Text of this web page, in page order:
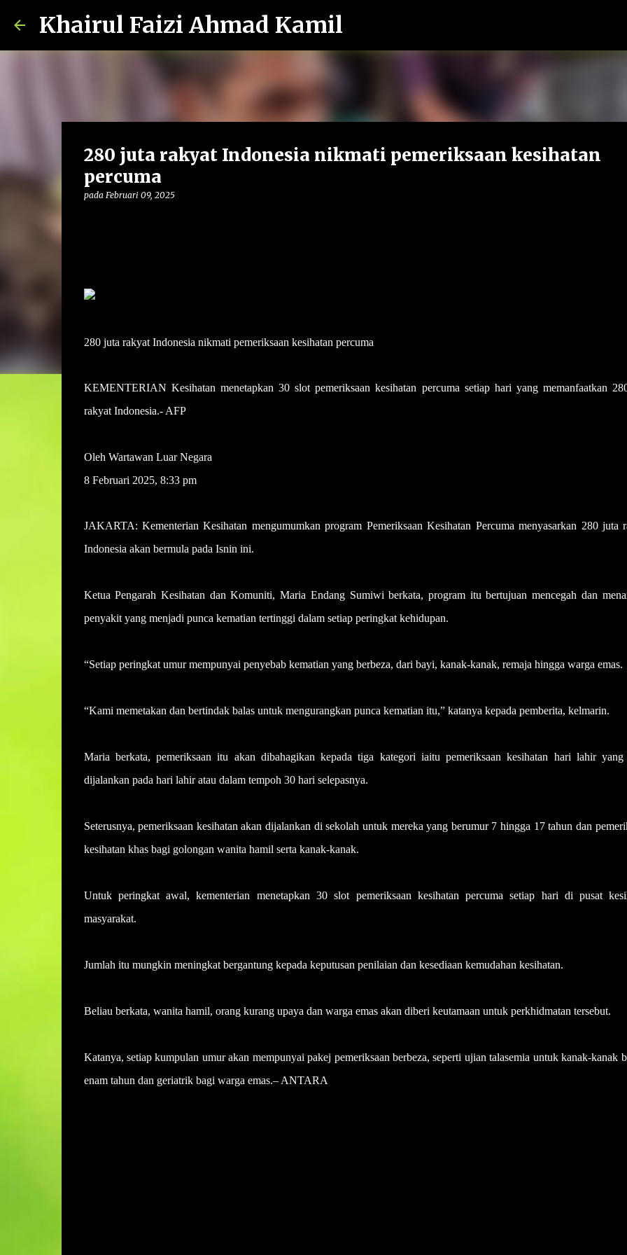
Khairul Faizi Ahmad Kamil
280 juta rakyat Indonesia nikmati pemeriksaan kesihatan
percuma
pada Februari 09, 2025
280 juta rakyat Indonesia nikmati pemeriksaan kesihatan percuma
KEMENTERIAN Kesihatan menetapkan 30 slot pemeriksaan kesihatan percuma setiap hari yang memanfaatkan
rakyat Indonesia.- AFP
Oleh Wartawan Luar Negara
8 Februari 2025, 8:33 pm
JAKARTA: Kementerian Kesihatan mengumumkan program Pemeriksaan Kesihatan Percuma menyasarkan 280 juta
Indonesia akan bermula pada Isnin ini.
Ketua Pengarah Kesihatan dan Komuniti, Maria Endang Sumiwi berkata, program itu bertujuan mencegah dan
penyakit yang menjadi punca kematian tertinggi dalam setiap peringkat kehidupan.
“Setiap peringkat umur mempunyai penyebab kematian yang berbeza, dari bayi, kanak-kanak, remaja hingga warga emas.
“Kami memetakan dan bertindak balas untuk mengurangkan punca kematian itu,” katanya kepada pemberita, kelmarin.
Maria berkata, pemeriksaan itu akan dibahagikan kepada tiga kategori iaitu pemeriksaan kesihatan hari lahir yang
dijalankan pada hari lahir atau dalam tempoh 30 hari selepasnya.
Seterusnya, pemeriksaan kesihatan akan dijalankan di sekolah untuk mereka yang berumur 7 hingga 17 tahun dan
kesihatan khas bagi golongan wanita hamil serta kanak-kanak.
Untuk peringkat awal, kementerian menetapkan 30 slot pemeriksaan kesihatan percuma setiap hari di pusat
masyarakat.
Jumlah itu mungkin meningkat bergantung kepada keputusan penilaian dan kesediaan kemudahan kesihatan.
Beliau berkata, wanita hamil, orang kurang upaya dan warga emas akan diberi keutamaan untuk perkhidmatan tersebut.
Katanya, setiap kumpulan umur akan mempunyai pakej pemeriksaan berbeza, seperti ujian talasemia untuk kanak-kanak
enam tahun dan geriatrik bagi warga emas.– ANTARA